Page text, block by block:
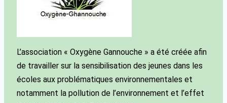
L’association « Oxygène Gannouche » a été créée afin
de travailler sur la sensibilisation des jeunes dans les
écoles aux problématiques environnementales et
notamment la pollution de l’environnement et l’effet